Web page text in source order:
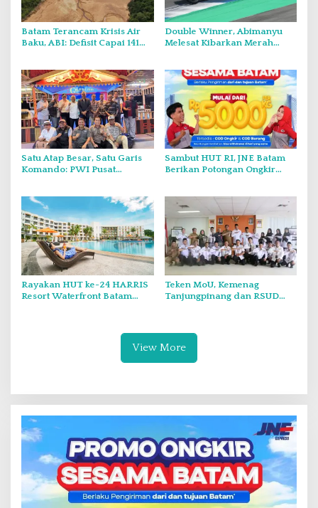
Batam Terancam Krisis Air
Baku, ABI: Defisit Capai 141
Double Winner, Abimanyu
Melesat Kibarkan Merah
Satu Atap Besar, Satu Garis
Komando: PWI Pusat
Sambut HUT RI, JNE Batam
Berikan Potongan Ongkir
Rayakan HUT ke-24 HARRIS
Resort Waterfront Batam
Teken MoU, Kemenag
Tanjungpinang dan RSUD
View More